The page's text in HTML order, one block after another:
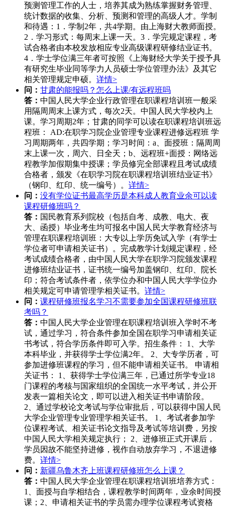
预测管理工作的人士，培养其成为熟练掌握财务管理、
统计数据的收集、分析、预测和管理的高级人才。学制
和待遇：1．学制2年，共4学期。由上海财大教师面授。
2．学习形式：每周末上课一天。3．学完规定课程，考
试合格者由本校发放相应专业高级课程研修结业证书。
4．学士学位满三年者可按照《上海财经大学关于授予具
有研究生毕业同等学力人员硕士学位管理办法》及其它
相关管理规定申硕。 详情>
问： 甘肃的能报吗？怎么上课/有远程班吗
答： 中国人民大学企业行政管理在职课程培训班一般采
用隔周周末上课方式，每次2天。中国人民大学校内上
课。学习周期2年；甘肃的同学可以读在职课程培训班远
程班： AD:在职学习院企业管理专业课程进修远程班 学
习周期两年，共四学期；学习时间：a、面授班：隔周周
末上课一次，周六、日全天；b、远程班+面授：网络远
程教学加假期集中授课；学员修完全部课程且考试成绩
合格者，颁发《在职学习院在职课程培训班结业证书》
（钢印、红印、统一编号）。 详情>
问： 没有学位证书最高学历是本科成人教育业余可以读
课程研修班吗？
答： 国民教育系列院校（包括自考、成教、电大、夜
大、函授）毕业考生均可报名中国人民大学教育经济与
管理在职课程培训班：大专以上学历免试入学（有学士
学位者可申请相关证书）。完成教学计划规定课程，经
考试成绩合格者，由中国人民大学在职学习院颁发课程
进修班结业证书，证书统一编号加盖钢印、红印、院长
印；符合考试条件者，依学位办和中国人民大学学位办
相关规定可申请管理学相关证书。 详情>
问： 课程研修班报名学习不需要参加全国课程研修班联
考吗？
答： 中国人民大学企业管理在职课程培训班入学时不考
试，通过学习，符合条件参加全国在职学习申请相关证
书考试，符合学历条件即可入学。招生条件： 1、大学
本科毕业，并获得学士学位满2年。 2、大专学历者，可
参加进修班课程的学习，但不能申请相关证书。 申请相
关证书： 1、获得学士学位满三年，已通过所学专业18
门课程的考核与国家组织的全国统一水平考试，并公开
发表一篇相关论文，即可以进入相关证书申请阶段。
2、通过学校论文考试与学位审批后，可以获得中国人民
大学企业管理专业管理学相关证书。 1、考试者参加学
位课程考试、相关证书论文指导及考试等培训费，另按
中国人民大学相关规定执行； 2、进修班正式开课后，
学员因故不能坚持进修，视作自动放弃学习，不退进修
费。 详情>
问： 新疆乌鲁木齐上班课程研修班怎么上课？
答： 中国人民大学企业管理在职课程培训班培养方式：
1、面授与自学相结合，课程教学时间两年，业余时间授
课；2、申请相关证书的学员需办理学位课程考试资格